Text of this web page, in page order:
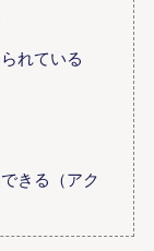
れている
きる（アク